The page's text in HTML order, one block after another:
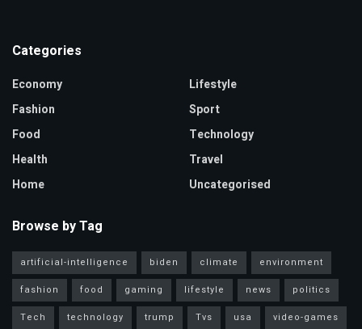
Categories
Economy
Fashion
Food
Health
Home
Lifestyle
Sport
Technology
Travel
Uncategorised
Browse by Tag
artificial-intelligence biden climate
environment
fashion
food gaming lifestyle news
politics
Tech
technology trump Tvs usa video-games